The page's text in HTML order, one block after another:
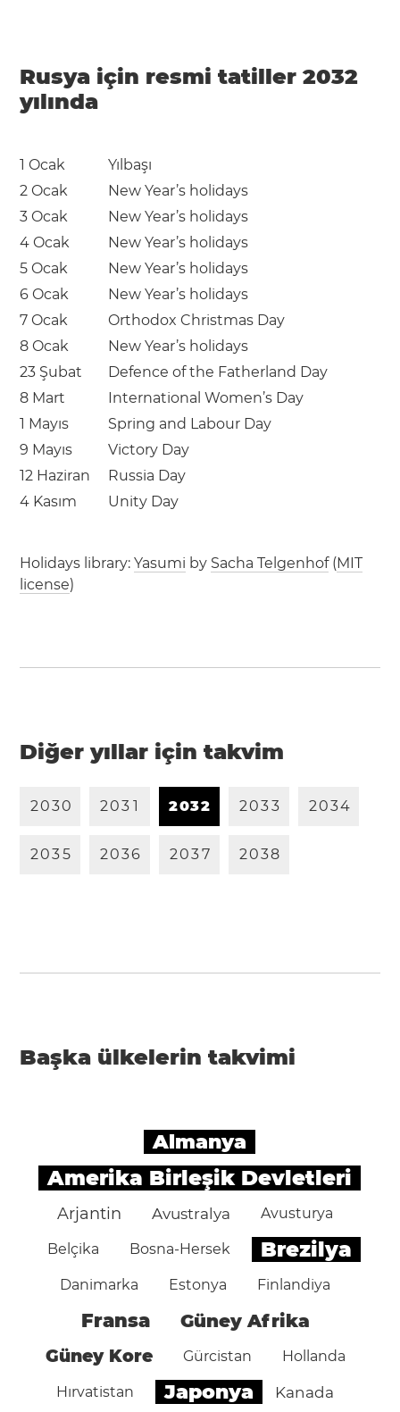
Rusya için resmi tatiller 2032
yılında
1 Ocak
Yılbaşı
2 Ocak
New Year’s holidays
3 Ocak
New Year’s holidays
4 Ocak
New Year’s holidays
5 Ocak
New Year’s holidays
6 Ocak
New Year’s holidays
7 Ocak
Orthodox Christmas Day
8 Ocak
New Year’s holidays
23 Şubat
Defence of the Fatherland Day
8 Mart
International Women’s Day
1 Mayıs
Spring and Labour Day
9 Mayıs
Victory Day
12 Haziran
Russia Day
4 Kasım
Unity Day
Holidays library:Yasumi by Sacha Telgenhof(MIT
license)
Diğer yıllar için takvim
2030 203 1 2032 2033 2034
2035 2036 2037 2038
Başka ülkelerin takvimi
Almanya
Amerika Birleşik Devletleri
Arjantin Avustralya Avusturya
Belçika Bosna-Hersek Brezilya
Danimarka Estonya Finlandiya
Fransa Güney Afrika
Güney Kore Gürcistan Hollanda
Hırvatistan Japonya Kanada